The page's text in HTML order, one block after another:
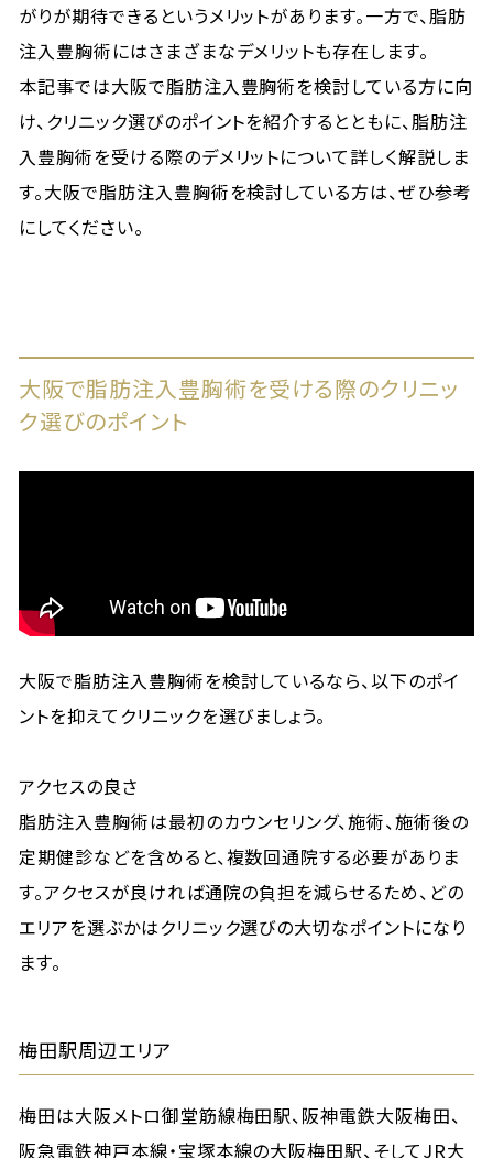
がりが期待できるというメリットがあります。一方で、脂肪
注入豊胸術にはさまざまなデメリットも存在します。
本記事では大阪で脂肪注入豊胸術を検討している方に向
け、クリニック選びのポイントを紹介するとともに、脂肪注
入豊胸術を受ける際のデメリットについて詳しく解説しま
す。大阪で脂肪注入豊胸術を検討している方は、ぜひ参考
にしてください。
大阪で脂肪注入豊胸術を受ける際のクリニッ
ク選びのポイント
大阪で脂肪注入豊胸術を検討しているなら、以下のポイ
ントを抑えてクリニックを選びましょう。
アクセスの良さ
脂肪注入豊胸術は最初のカウンセリング、施術、施術後の
定期健診などを含めると、複数回通院する必要がありま
す。アクセスが良ければ通院の負担を減らせるため、どの
エリアを選ぶかはクリニック選びの大切なポイントになり
ます。
梅田駅周辺エリア
梅田は大阪メトロ御堂筋線梅田駅、阪神電鉄大阪梅田、
阪急電鉄神戸本線・宝塚本線の大阪梅田駅、そしてJR大